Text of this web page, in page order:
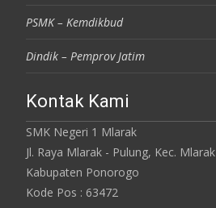
PSMK – Kemdikbud
Dindik – Pemprov Jatim
Kontak Kami
SMK Negeri 1 Mlarak
Jl. Raya Mlarak - Pulung, Kec. Mlarak
Kabupaten Ponorogo
Kode Pos : 63472